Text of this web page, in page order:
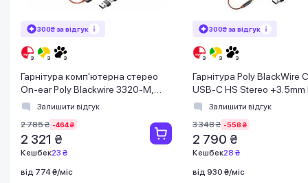
300₴ за відгук
Гарнітура комп'ютерна стерео
On-ear Poly Blackwire 3320-M,
USB-A, USB-C, всеспрямований,
Залишити відгук
2 785 ₴ -464 ₴
2 321 ₴
Кешбек23 ₴
від 774 ₴/міс
300₴ за відгук
Гарнітура Poly BlackWire
USB-C HS Stereo +3.5mm
+USB-C/A Adapter (Bulk)
Залишити відгук
3 348 ₴ -558 ₴
2 790 ₴
Кешбек28 ₴
від 930 ₴/міс